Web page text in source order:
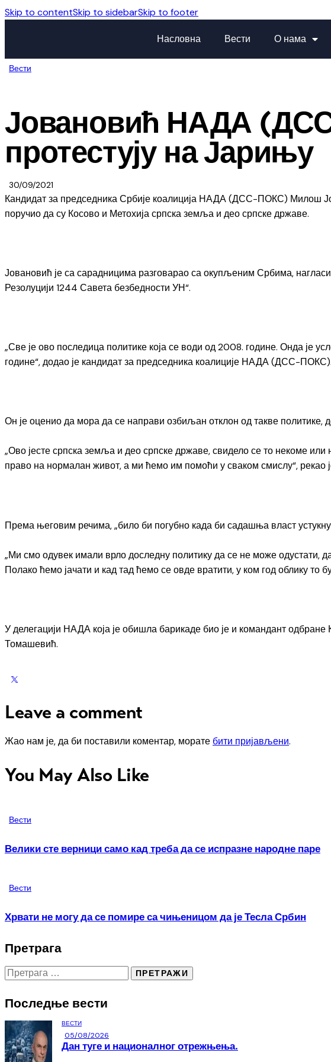
Skip to contentSkip to sidebarSkip to footer
Насловна Вести О нама
Вести
Јовановић НАДА
протестују на Јарињу
30/09/2021
Кандидат за председника Србије коалиција НАДА (ДСС-ПОКС) Милош
поручио да су Косово и Метохија српска земља и део српске државе.
Јовановић је са сарадницима разговарао са окупљеним Србима,
Резолуцији 1244 Савета безбедности УН“.
„Све је ово последица политике која се води од 2008. године. Онда је
године“, додао је кандидат за председника коалиције НАДА (ДСС-ПОКС).
Он је оценио да мора да се направи озбиљан отклон од такве
„Ово јесте српска земља и део српске државе, свидело се то некоме
право на нормалан живот, а ми ћемо им помоћи у сваком смислу“, рекао
Према његовим речима, „било би погубно када би садашња власт
„Ми смо одувек имали врло доследну политику да се не може одустати,
Полако ћемо јачати и кад тад ћемо се овде вратити, у ком год облику то
У делегацији НАДА која је обишла барикаде био је и командант
Томашевић.
Leave a comment
Жао нам је, да би поставили коментар, морате бити пријављени.
You May Also Like
Вести
Велики сте верници само кад треба да се испразне народне паре
Вести
Хрвати не могу да се помире са чињеницом да је Тесла Србин
Претрага
Последње вести
ВЕСТИ
05/08/2026
Дан туге и националног отрежњења.